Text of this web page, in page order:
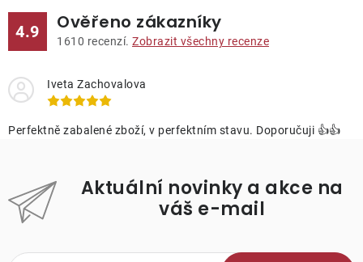
4.9 Ověřeno zákazníky
1610 recenzí. Zobrazit všechny recenze
Iveta Zachovalova
Perfektně zabalené zboží, v perfektním stavu. Doporučuji 👍👍
Aktuální novinky a akce na
váš e-mail